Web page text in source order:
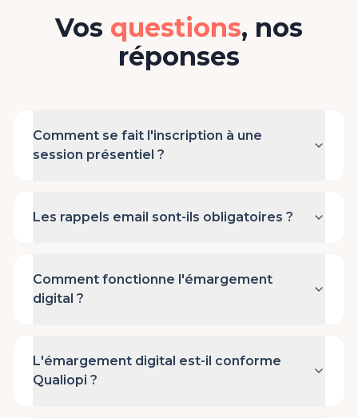
Vos questions, nos
réponses
Comment se fait l'inscription à une
session présentiel ?
Les rappels email sont-ils obligatoires ?
Comment fonctionne l'émargement
digital ?
L'émargement digital est-il conforme
Qualiopi ?